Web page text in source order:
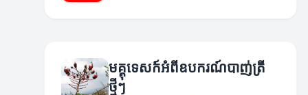
មគ្គុទេសក៍អំពីឧបករណ៍បាញ់ត្រី
ថ្មីៗ